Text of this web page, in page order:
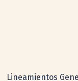
Lineamientos